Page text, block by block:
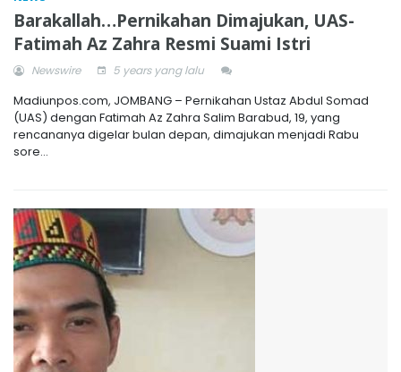
Barakallah…Pernikahan Dimajukan, UAS-
Fatimah Az Zahra Resmi Suami Istri
Newswire 5 years yang lalu
Madiunpos.com, JOMBANG – Pernikahan Ustaz Abdul Somad
(UAS) dengan Fatimah Az Zahra Salim Barabud, 19, yang
rencananya digelar bulan depan, dimajukan menjadi Rabu
sore...